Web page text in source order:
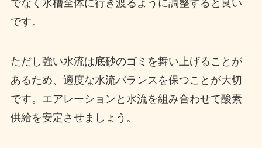
でなく水槽全体に行き渡るように調整すると良い
です。
ただし強い水流は底砂のゴミを舞い上げることが
あるため、適度な水流バランスを保つことが大切
です。エアレーションと水流を組み合わせて酸素
供給を安定させましょう。